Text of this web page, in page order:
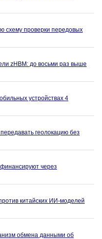
схему проверки передовых
zHBM: до восьми раз выше
устройствах 4
геолокацию без
через
китайских ИИ-моделей
обмена данными об